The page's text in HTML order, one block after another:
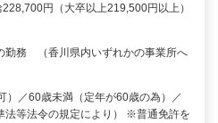
円（大卒以上219,500円以上）
勤務 （香川県内いずれかの事業所へ
）／60歳未満（定年が60歳の為）／
等法令の規定により） ※普通免許を